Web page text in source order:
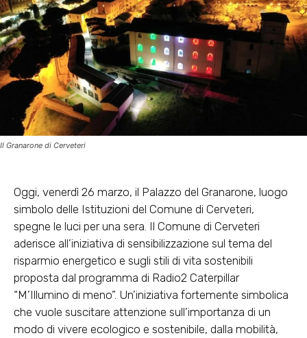
Il Granarone di Cerveteri
Oggi, venerdì 26 marzo, il Palazzo del Granarone, luogo
simbolo delle Istituzioni del Comune di Cerveteri,
spegne le luci per una sera. Il Comune di Cerveteri
aderisce all’iniziativa di sensibilizzazione sul tema del
risparmio energetico e sugli stili di vita sostenibili
proposta dal programma di Radio2 Caterpillar
“M’Illumino di meno”. Un’iniziativa fortemente simbolica
che vuole suscitare attenzione sull’importanza di un
modo di vivere ecologico e sostenibile, dalla mobilità,